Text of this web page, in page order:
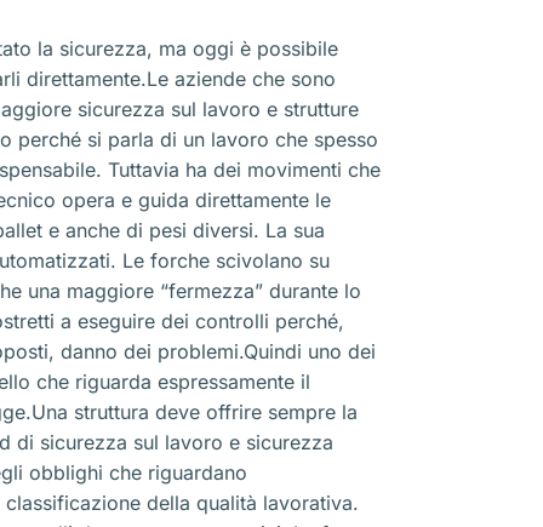
la sicurezza, ma oggi è possibile
direttamente.Le aziende che sono
sicurezza sul lavoro e strutture
perché si parla di un lavoro che spesso
Tuttavia ha dei movimenti che
opera e guida direttamente le
e anche di pesi diversi. La sua
Le forche scivolano su
una maggiore “fermezza” durante lo
a eseguire dei controlli perché,
danno dei problemi.Quindi uno dei
che riguarda espressamente il
struttura deve offrire sempre la
di sicurezza sul lavoro e sicurezza
obblighi che riguardano
della qualità lavorativa.